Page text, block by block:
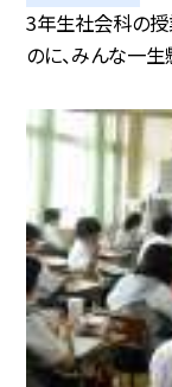
3年生社会科の授
のに、みんな一